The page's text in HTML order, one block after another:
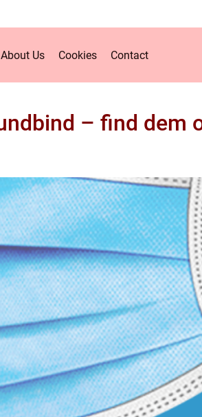
About Us Cookies Contact
– find dem